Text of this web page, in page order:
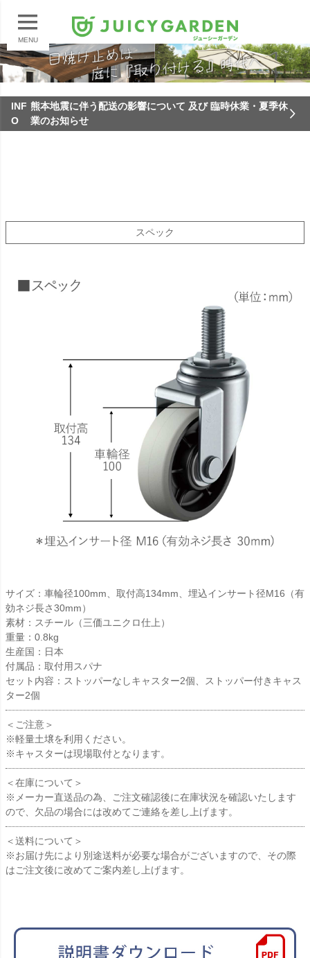
MENU
INF
O
熊本地震に伴う配送の影響について 及び 臨時休業・夏季休
業のお知らせ
スペック
サイズ：車輪径100mm、取付高134mm、埋込インサート径M16（有
効ネジ長さ30mm）
素材：スチール（三価ユニクロ仕上）
重量：0.8kg
生産国：日本
付属品：取付用スパナ
セット内容：ストッパーなしキャスター2個、ストッパー付きキャス
ター2個
＜ご注意＞
※軽量土壌を利用ください。
※キャスターは現場取付となります。
＜在庫について＞
※メーカー直送品の為、ご注文確認後に在庫状況を確認いたします
ので、欠品の場合には改めてご連絡を差し上げます。
＜送料について＞
※お届け先により別途送料が必要な場合がございますので、その際
はご注文後に改めてご案内差し上げます。